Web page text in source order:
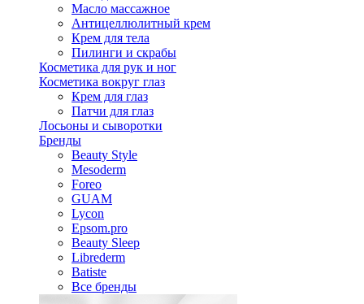
Масло массажное
Антицеллюлитный крем
Крем для тела
Пилинги и скрабы
Косметика для рук и ног
Косметика вокруг глаз
Крем для глаз
Патчи для глаз
Лосьоны и сыворотки
Бренды
Beauty Style
Mesoderm
Foreo
GUAM
Lycon
Epsom.pro
Beauty Sleep
Librederm
Batiste
Все бренды